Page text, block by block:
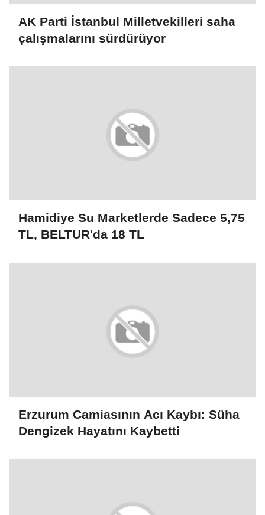
AK Parti İstanbul Milletvekilleri saha
çalışmalarını sürdürüyor
Hamidiye Su Marketlerde Sadece 5,75
TL, BELTUR'da 18 TL
Erzurum Camiasının Acı Kaybı: Süha
Dengizek Hayatını Kaybetti